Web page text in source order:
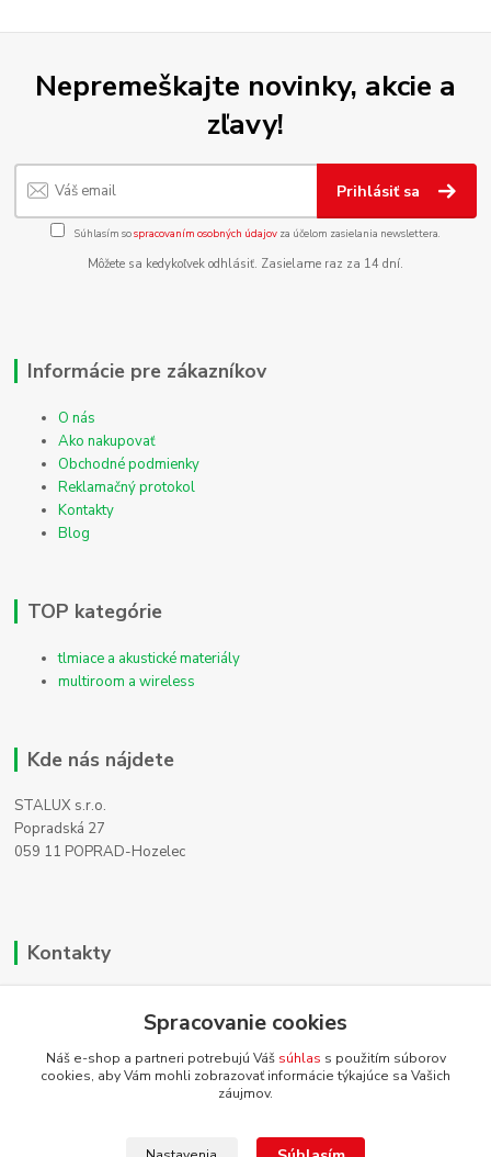
Nepremeškajte novinky, akcie a
zľavy!
Prihlásiť sa
Súhlasím sospracovaním osobných údajov za účelom zasielania newslettera.
Môžete sa kedykoľvek odhlásiť. Zasielame raz za 14 dní.
Informácie pre zákazníkov
O nás
Ako nakupovať
Obchodné podmienky
Reklamačný protokol
Kontakty
Blog
TOP kategórie
tlmiace a akustické materiály
multiroom a wireless
Kde nás nájdete
STALUX s.r.o.
Popradská 27
059 11 POPRAD-Hozelec
Kontakty
+421 911 990 200
info@homehifi.sk
Spracovanie cookies
Náš e-shop a partneri potrebujú Váš súhlas s použitím súborov
cookies, aby Vám mohli zobrazovať informácie týkajúce sa Vašich
záujmov.